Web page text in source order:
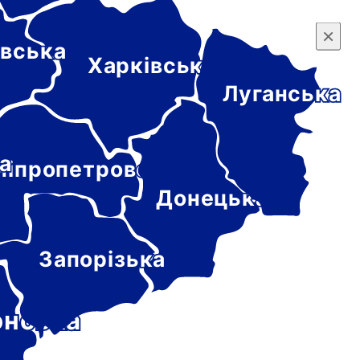
×
Донецька
Харківська
Луганська
Запорізька
×